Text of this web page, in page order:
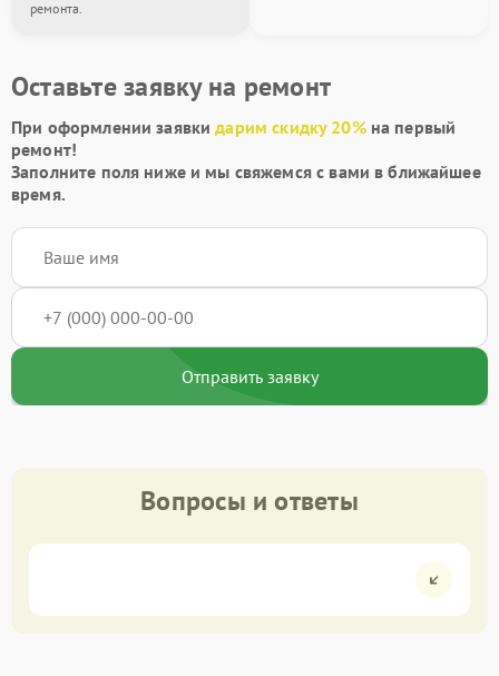
ремонта.
Оставьте заявку на ремонт
При оформлении заявкидарим скидку 20%на первый
ремонт!
Заполните поля ниже и мы свяжемся с вами в ближайшее
время.
Отправить заявку
Вопросы и ответы